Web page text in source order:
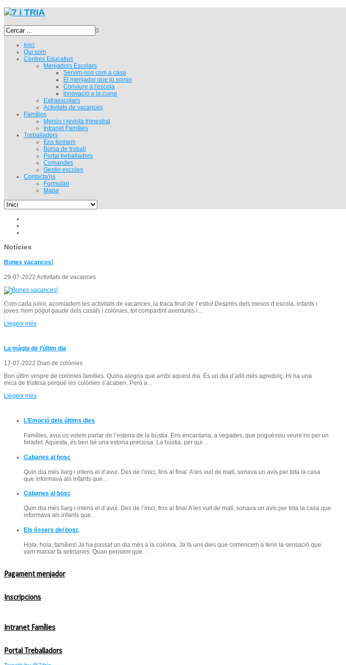
0
Inici
Qui som
Centres Educatius
Menjadors Escolars
Servim-nos com a casa
El menjador que jo somio
Conviure a l'escola
Innovació a la cuina
Extraescolars
Activitats de vacances
Famílies
Menús i revista trimestral
Intranet Famílies
Treballadors
Ens formem
Borsa de treball
Portal treballadors
Comandes
Gestio escoles
Contacta'ns
Formulari
Mapa
Notícies
Bones vacances!
29-07-2022 Activitats de vacances
Com cada juliol, acomiadem les activitats de vacances, la traca final de l’estiu! Després dels mesos d’escola, infants i
joves, hem pogut gaudir dels casals i colònies, tot compartint aventures i...
Llegeix més
La màgia de l’últim dia
17-07-2022 Diari de colònies
Bon últim vespre de colònies famílies. Quina alegria que arribi aquest dia. És un dia d’allò més agredolç. Hi ha una
mica de tristesa perquè les colònies s’acaben. Però a...
Llegeix més
L’Emoció dels últims dies
Famílies, avui us volem parlar de l’estona de la bústia. Ens encantaria, a vegades, que poguéssiu veure’ns per un
foradet. Aquesta, és ben bé una estona preciosa. La bústia, per qui…
Cabanes al bosc
Quin dia més llarg i intens el d’avui. Des de l’inici, fins al final. A les vuit de matí, sonava un avís per tota la casa
que informava als infants que…
Cabanes al bosc
Quin dia més llarg i intens el d’avui. Des de l’inici, fins al final.A les vuit de matí, sonava un avís per tota la casa que
informava als infants que…
Els éssers del bosc
Hola, hola, famílies! Ja ha passat un dia més a la colònia. Ja fa uns dies que comencem a tenir la sensació que
vam marxar fa setmanes. Quan pensem que…
Pagament menjador
Inscripcions
Intranet Famílies
Portal Treballadors